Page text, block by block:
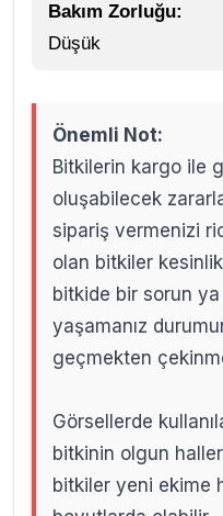
Bakım Zorluğu:
Düşük
Önemli Not:
Bitkilerin kargo ile
oluşabilecek
sipariş vermenizi
olan bitkiler
bitkide bir sorun
yaşamanız
geçmekten
Görsellerde
bitkinin olgun
bitkiler yeni ekime